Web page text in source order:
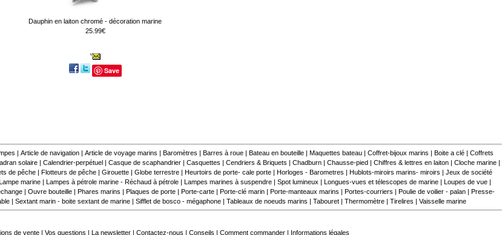
Dauphin en laiton chromé - décoration marine
25.99€
Save
Article de navigation Article de voyage marins Baromètres Barres à roue Bateau en bouteille Maquettes bateau Coffret-bijoux marins Boite a clé
Coffrets
solaire| Calendrier-perpétuel Casque de scaphandrier| Casquettes Cendriers & Briquets Chadburn| Chausse-pied Chiffres & lettres en laiton| Cloche marine|
de pêche| Flotteurs de pêche| Girouette| Globe terrestre| Heurtoirs de porte- cale porte| Horloges - Barometres Hublots-miroirs marins- miroirs
Jeux de société
Lampe marine Lampes à pétrole marine - Réchaud à pétrole Lampes marines à suspendre Spot lumineux Longues-vues et télescopes de marine Loupes de vue
| Ouvre bouteille| Phares marins Plaques de porte| Porte-carte| Porte-clé marin Porte-manteaux marins Portes-courriers Poulie de voilier - palan|
Presse-
| Sextant marin - boite sextant de marine| Sifflet de bosco - mégaphone| Tableaux de noeuds marins Tabouret| Thermomètre| Tirelires Vaisselle marine
de vente Vos questions La newsletter Contactez-nous Conseils Comment commander Informations légales